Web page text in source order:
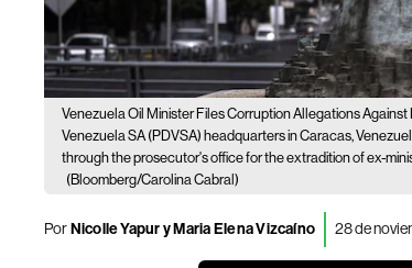
Venezuela Oil Minister Files Corruption Allegations Against
Venezuela SA (PDVSA) headquarters in Caracas,
through the prosecutor's office for the extradition of ex-
(Bloomberg/Carolina Cabral)
PorNicolle Yapur y Maria Elena Vizcaíno 28 de